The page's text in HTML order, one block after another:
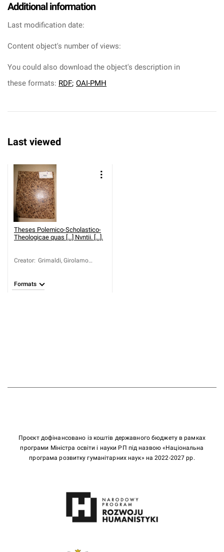
Additional information
Last modification date:
Content object's number of views:
You could also download the object's description in
these formats: RDF; OAI-PMH
Last viewed
Theses Polemico-Scholastico-
Theologicae quas [...] Nvntii. [...].
Creator: Grimaldi, Girolamo
Formats
Проєкт дофінансовано із коштів державного бюджету в рамках
програми Міністра освіти і науки РП під назвою «Національна
програма розвитку гуманітарних наук» на 2022-2027 рр.